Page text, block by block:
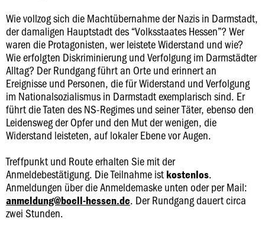
Wie vollzog sich die Machtübernahme der Nazis in Darmstadt,
der damaligen Hauptstadt des “Volksstaates Hessen”? Wer
waren die Protagonisten, wer leistete Widerstand und wie?
Wie erfolgten Diskriminierung und Verfolgung im Darmstädter
Alltag? Der Rundgang führt an Orte und erinnert an
Ereignisse und Personen, die für Widerstand und Verfolgung
im Nationalsozialismus in Darmstadt exemplarisch sind. Er
führt die Taten des NS-Regimes und seiner Täter, ebenso den
Leidensweg der Opfer und den Mut der wenigen, die
Widerstand leisteten, auf lokaler Ebene vor Augen.
Treffpunkt und Route erhalten Sie mit der
Anmeldebestätigung. Die Teilnahme ist kostenlos.
Anmeldungen über die Anmeldemaske unten oder per Mail:
anmeldung@boell-hessen.de. Der Rundgang dauert circa
zwei Stunden.